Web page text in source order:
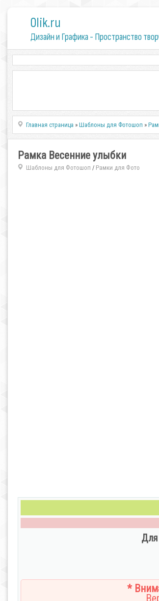
0lik.ru
Дизайн и Графика - Пространство
Главная страница »Шаблоны для Фотошоп »
Рамка Весенние улыбки
Шаблоны для Фотошоп / Рамки для Фото
Для
*